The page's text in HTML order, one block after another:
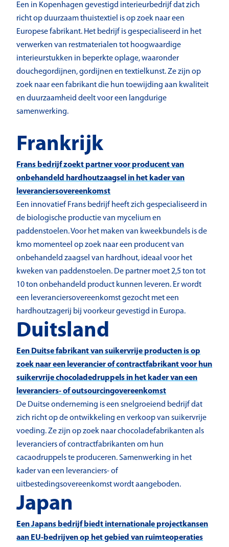
Een in Kopenhagen gevestigd interieurbedrijf dat zich
richt op duurzaam thuistextiel is op zoek naar een
Europese fabrikant. Het bedrijf is gespecialiseerd in het
verwerken van restmaterialen tot hoogwaardige
interieurstukken in beperkte oplage, waaronder
douchegordijnen, gordijnen en textielkunst. Ze zijn op
zoek naar een fabrikant die hun toewijding aan kwaliteit
en duurzaamheid deelt voor een langdurige
samenwerking.
Frankrijk
Frans bedrijf zoekt partner voor producent van
onbehandeld hardhoutzaagsel in het kader van
leveranciersovereenkomst
Een innovatief Frans bedrijf heeft zich gespecialiseerd in
de biologische productie van mycelium en
paddenstoelen. Voor het maken van kweekbundels is de
kmo momenteel op zoek naar een producent van
onbehandeld zaagsel van hardhout, ideaal voor het
kweken van paddenstoelen. De partner moet 2,5 ton tot
10 ton onbehandeld product kunnen leveren. Er wordt
een leveranciersovereenkomst gezocht met een
hardhoutzagerij bij voorkeur gevestigd in Europa.
Duitsland
Een Duitse fabrikant van suikervrije producten is op
zoek naar een leverancier of contractfabrikant voor hun
suikervrije chocoladedruppels in het kader van een
leveranciers- of outsourcingovereenkomst
De Duitse onderneming is een snelgroeiend bedrijf dat
zich richt op de ontwikkeling en verkoop van suikervrije
voeding. Ze zijn op zoek naar chocoladefabrikanten als
leveranciers of contractfabrikanten om hun
cacaodruppels te produceren. Samenwerking in het
kader van een leveranciers- of
uitbestedingsovereenkomst wordt aangeboden.
Japan
Een Japans bedrijf biedt internationale projectkansen
aan EU-bedrijven op het gebied van ruimteoperaties